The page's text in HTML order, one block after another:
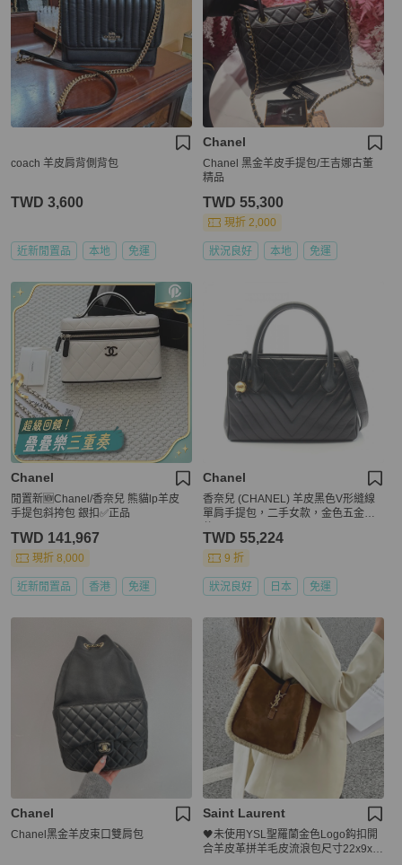
coach 羊皮肩背側背包
TWD 3,600
近新閒置品 本地 免運
Chanel
Chanel 黑金羊皮手提包/王吉娜古董
精品
TWD 55,300
現折 2,000
狀況良好 本地 免運
Chanel
閒置新🆕Chanel/香奈兒 熊貓lp羊皮
手提包斜挎包 銀扣✅正品
TWD 141,967
現折 8,000
近新閒置品 香港 免運
Chanel
香奈兒 (CHANEL) 羊皮黑色V形縫線
單肩手提包，二手女款，金色五金配
TWD 55,224
9 折
狀況良好 日本 免運
Chanel
Chanel黑金羊皮束口雙肩包
Saint Laurent
🖤未使用YSL聖羅蘭金色Logo鈎扣開
合羊皮革拼羊毛皮流浪包尺寸22x9x2